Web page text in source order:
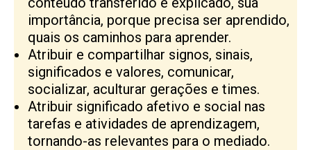
importância, porque precisa ser aprendido,
quais os caminhos para aprender.
Atribuir e compartilhar signos, sinais,
significados e valores, comunicar,
socializar, aculturar gerações e times.
Atribuir significado afetivo e social nas
tarefas e atividades de aprendizagem,
tornando-as relevantes para o mediado.